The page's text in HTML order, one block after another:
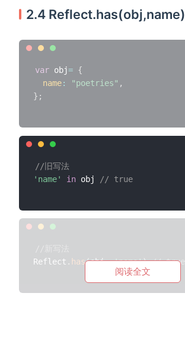
2.4 Reflect.has(obj,name)
var obj= {
name: "poetries" ,
} ;
//旧写法
'name'
in obj // true
Reflect . has(obj, 'name') // true
阅读全文